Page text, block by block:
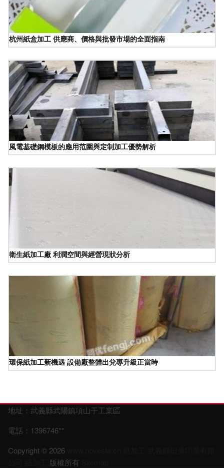
杭州紙盒加工 供應商、價格與批發市場的全面指南
風電基礎鋼模板的應用范圍與定制加工優勢解析
衛生紙加工廠 利潤空間與經營現狀分析
環保紙加工新機遇 設備廠整體出兌專升級正當時
地址：武義縣武陽鎮項山干工業區
電話：1396746**
Copyright © 2026
版權所有